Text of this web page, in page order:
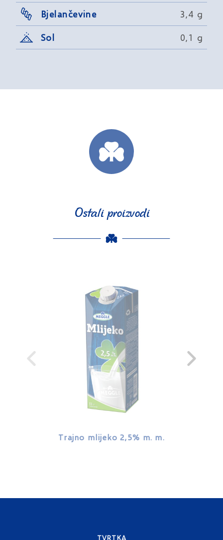
Bjelančevine 3,4 g
Sol 0,1 g
Ostali proizvodi
Trajno mlijeko 2,5% m. m.
TVRTKA